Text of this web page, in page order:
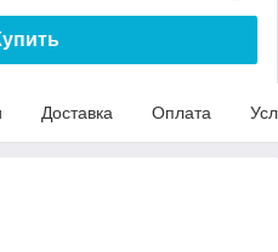
Доставка Оплата